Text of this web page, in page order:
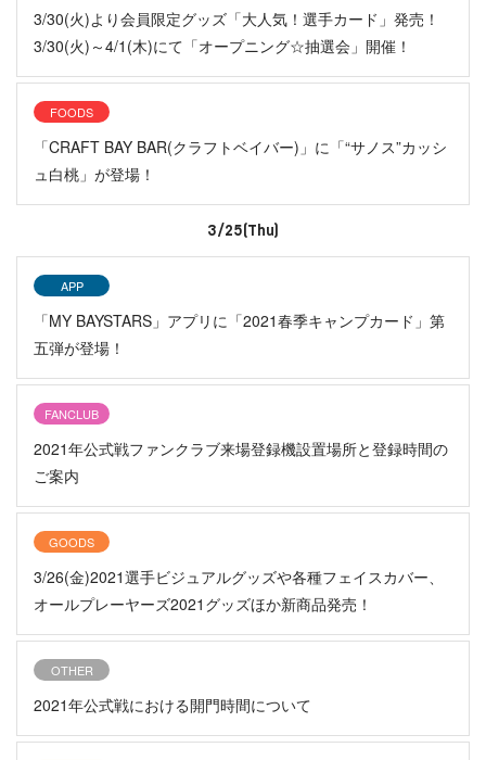
3/30(火)より会員限定グッズ「大人気！選手カード」発売！
3/30(火)～4/1(木)にて「オープニング☆抽選会」開催！
FOODS
「CRAFT BAY BAR(クラフトベイバー)」に「“サノス”カッシ
ュ白桃」が登場！
3/25(Thu)
APP
「MY BAYSTARS」アプリに「2021春季キャンプカード」第
五弾が登場！
FANCLUB
2021年公式戦ファンクラブ来場登録機設置場所と登録時間の
ご案内
GOODS
3/26(金)2021選手ビジュアルグッズや各種フェイスカバー、
オールプレーヤーズ2021グッズほか新商品発売！
OTHER
2021年公式戦における開門時間について